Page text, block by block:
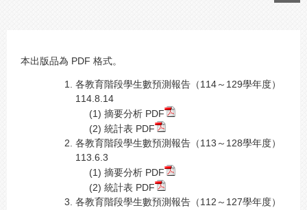
本出版品為 PDF 格式。
各教育階段學生數預測報告（114～129學年度）
114.8.14
(1) 摘要分析 PDF
(2) 統計表 PDF
各教育階段學生數預測報告（113～128學年度）
113.6.3
(1) 摘要分析 PDF
(2) 統計表 PDF
各教育階段學生數預測報告（112～127學年度）